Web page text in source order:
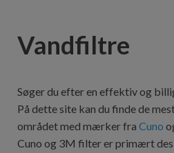
Vandfiltre
Søger du efter en effektiv og
På dette site kan du finde de
området med mærker fra Cuno
Cuno og 3M filter er primært